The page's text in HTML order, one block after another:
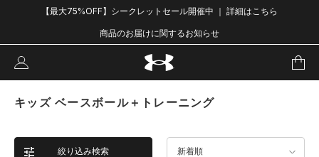
【最大75%OFF】シークレットセール開催中 ｜ 詳細はこちら
商品のお届けに関するお知らせ
キッズ ベースボール＋トレーニング
絞り込み検索 新着順